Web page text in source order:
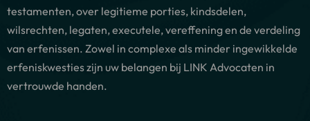
testamenten, over legitieme porties, kindsdelen,
wilsrechten, legaten, executele, vereffening en de verdeling
van erfenissen. Zowel in complexe als minder ingewikkelde
erfeniskwesties zijn uw belangen bij LINK Advocaten in
vertrouwde handen.